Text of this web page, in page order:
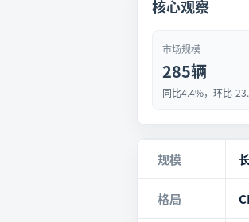
核心观察
市场规模
285辆
同比4.4%，环比-
规模
格局